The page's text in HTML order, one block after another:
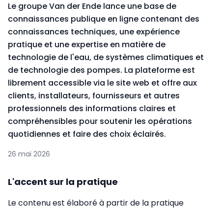
Le groupe Van der Ende lance une base de
connaissances publique en ligne contenant des
connaissances techniques, une expérience
pratique et une expertise en matière de
technologie de l'eau, de systèmes climatiques et
de technologie des pompes. La plateforme est
librement accessible via le site web et offre aux
clients, installateurs, fournisseurs et autres
professionnels des informations claires et
compréhensibles pour soutenir les opérations
quotidiennes et faire des choix éclairés.
26 mai 2026
L'accent sur la pratique
Le contenu est élaboré à partir de la pratique